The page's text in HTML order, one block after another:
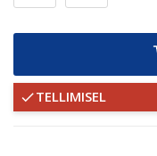
TELLIMISEL